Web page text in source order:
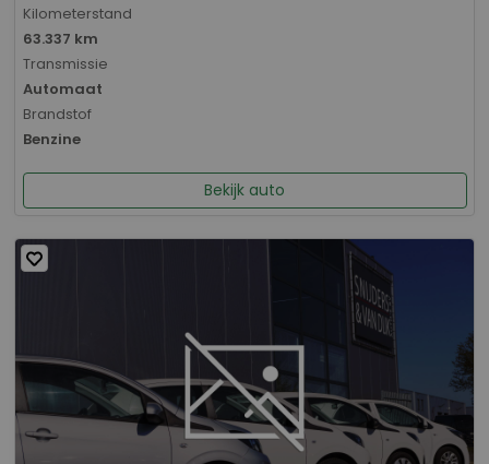
Kilometerstand
63.337 km
Transmissie
Automaat
Brandstof
Benzine
Bekijk auto